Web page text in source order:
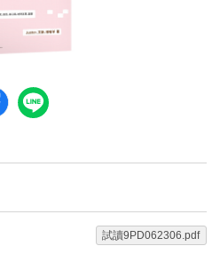
試讀9PD062306.pdf